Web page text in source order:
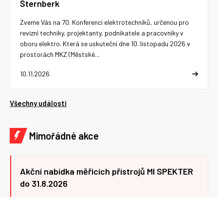
Šternberk
10.11.2026
Zveme Vás na 70. Konferenci elektrotechniků, určenou pro
revizní techniky, projektanty, podnikatele a pracovníky v
oboru elektro. Která se uskuteční dne 10. listopadu 2026 v
prostorách MKZ (Městské...
Všechny události
Mimořádné akce
Akční nabídka měřicích přístrojů MI SPEKTER
do 31.8.2026